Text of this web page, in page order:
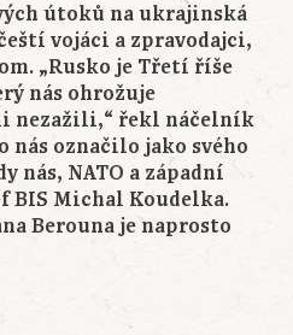
útoků na ukrajinská
vojáci a zpravodajci,
„Rusko je Třetí říše
nás ohrožuje
nezažili,“ řekl náčelník
nás označilo jako svého
nás, NATO a západní
BIS Michal Koudelka.
Berouna je naprosto